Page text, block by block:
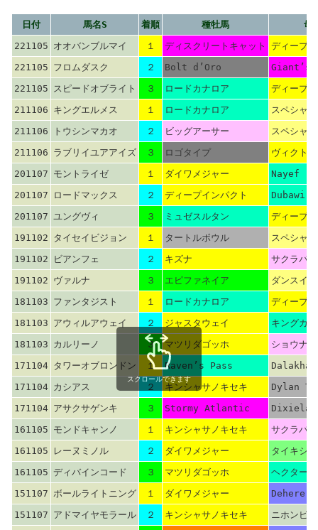
日付 馬名S 着順 種牡馬
母
221105 オオバンブルマイ １ ディスクリートキャット
ディープ
221105 フロムダスク ２ Bolt d’Oro
Giant’s
221105 スピードオブライト ３ ロードカナロア
ディープ
211106 キングエルメス １ ロードカナロア
スペシャ
211106
トウシンマカオ ２ ビッグアーサー
スペシャ
211106 ラブリイユアアイズ ３ ロゴタイプ
ヴィクト
201107 モントライゼ １ ダイワメジャー
Nayef
201107
ロードマックス ２ ディープインパクト
Dubawi
201107 ユングヴィ ３ ミュゼスルタン
ディープ
191102
タイセイビジョン １ タートルボウル
スペシャ
191102
ビアンフェ ２ キズナ
サクラバ
191102 ヴァルナ ３ エピファネイア
ダンスイ
181103 ファンタジスト １ ロードカナロア
ディープ
181103 アウィルアウェイ ２ ジャスタウェイ
キングカ
181103 カルリーノ ３ マツリダゴッホ
ショウナ
171104 タワーオブロンドン １ Raven’s Pass
171104 カシアス ２ キンシャサノキセキ
Dylan
171104 アサクサゲンキ ３ Stormy Atlantic
161105 モンドキャンノ １ キンシャサノキセキ
サクラバ
161105
レーヌミノル ２ ダイワメジャー
タイキシ
161105 ディバインコード ３ マツリダゴッホ
ヘクター
151107 ボールライトニング １ ダイワメジャー
Dehere
151107 アドマイヤモラール ２ キンシャサノキセキ
ニホンピ
スクロールできます